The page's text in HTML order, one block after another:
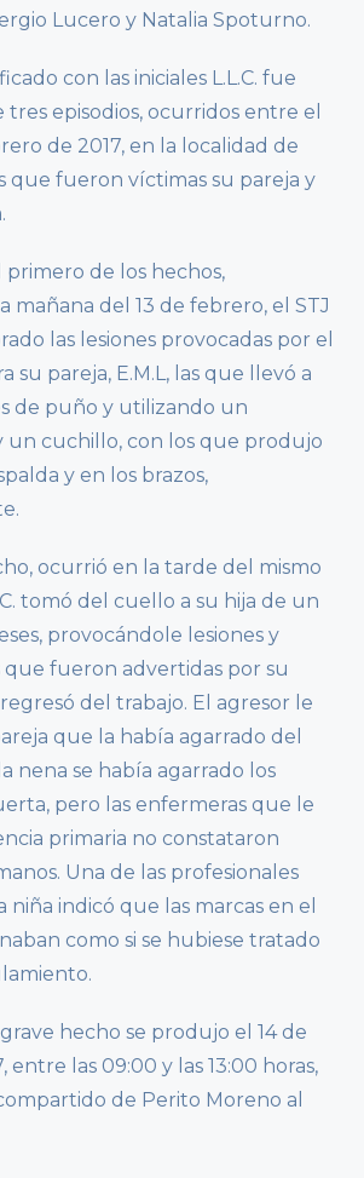
Lucero y Natalia Spoturno.
con las iniciales L.L.C. fue
episodios, ocurridos entre el
de 2017, en la localidad de
que fueron víctimas su pareja y
primero de los hechos,
mañana del 13 de febrero, el STJ
las lesiones provocadas por el
su pareja, E.M.L, las que llevó a
de puño y utilizando un
un cuchillo, con los que produjo
y en los brazos,
ocurrió en la tarde del mismo
tomó del cuello a su hija de un
provocándole lesiones y
que fueron advertidas por su
del trabajo. El agresor le
que la había agarrado del
nena se había agarrado los
pero las enfermeras que le
primaria no constataron
Una de las profesionales
niña indicó que las marcas en el
como si se hubiese tratado
hecho se produjo el 14 de
entre las 09:00 y las 13:00 horas,
de Perito Moreno al